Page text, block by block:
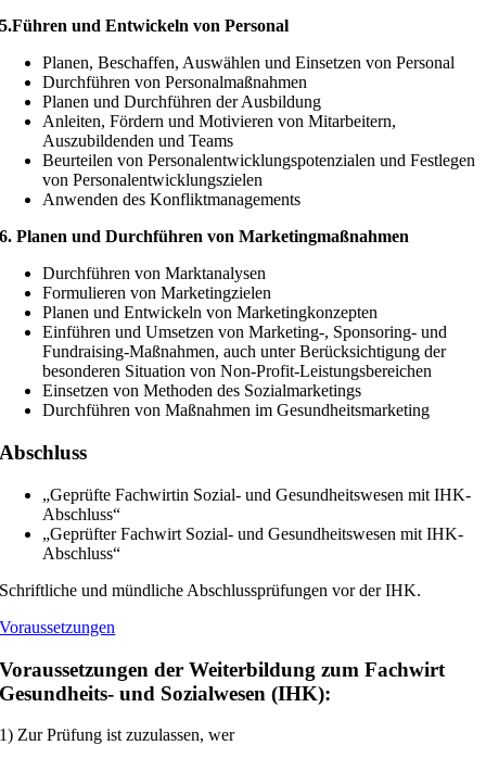
5.Führen und Entwickeln von Personal
Planen, Beschaffen, Auswählen und Einsetzen von Personal
Durchführen von Personalmaßnahmen
Planen und Durchführen der Ausbildung
Anleiten, Fördern und Motivieren von Mitarbeitern,
Auszubildenden und Teams
Beurteilen von Personalentwicklungspotenzialen und Festlegen
von Personalentwicklungszielen
Anwenden des Konfliktmanagements
6. Planen und Durchführen von Marketingmaßnahmen
Durchführen von Marktanalysen
Formulieren von Marketingzielen
Planen und Entwickeln von Marketingkonzepten
Einführen und Umsetzen von Marketing-, Sponsoring- und
Fundraising-Maßnahmen, auch unter Berücksichtigung der
besonderen Situation von Non-Profit-Leistungsbereichen
Einsetzen von Methoden des Sozialmarketings
Durchführen von Maßnahmen im Gesundheitsmarketing
Abschluss
„Geprüfte Fachwirtin Sozial- und Gesundheitswesen mit IHK-
Abschluss“
„Geprüfter Fachwirt Sozial- und Gesundheitswesen mit IHK-
Abschluss“
Schriftliche und mündliche Abschlussprüfungen vor der IHK.
Voraussetzungen
Voraussetzungen der Weiterbildung zum Fachwirt
Gesundheits- und Sozialwesen (IHK):
1) Zur Prüfung ist zuzulassen, wer